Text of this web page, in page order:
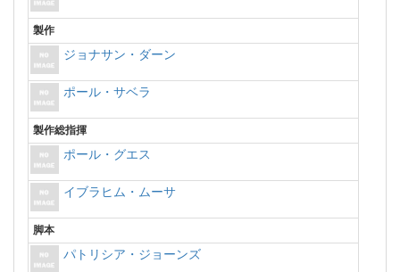
製作
ジョナサン・ダーン
ポール・サベラ
製作総指揮
ポール・グエス
イブラヒム・ムーサ
脚本
パトリシア・ジョーンズ